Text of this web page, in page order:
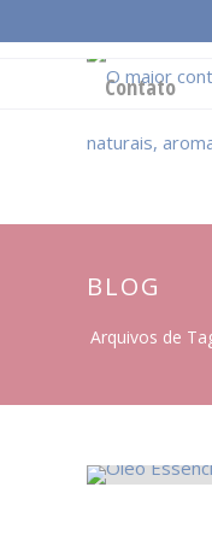
Contato
BLOG
Arquivos de